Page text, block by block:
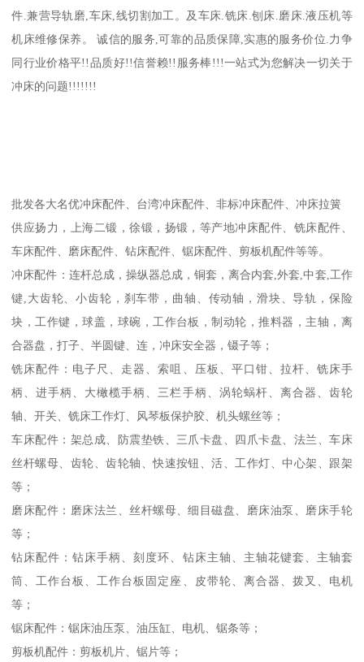
件.兼营导轨磨,车床,线切割加工。及车床.铣床.刨床.磨床.液压机等
机床维修保养。 诚信的服务,可靠的品质保障,实惠的服务价位.力争
同行业价格平!!品质好!!信誉赖!!服务棒!!!一站式为您解决一切关于
冲床的问题!!!!!!!
批发各大名优冲床配件、台湾冲床配件、非标冲床配件、冲床拉簧
供应扬力，上海二锻，徐锻，扬锻，等产地冲床配件、铣床配件、
车床配件、磨床配件、钻床配件、锯床配件、剪板机配件等等。
冲床配件：连杆总成，操纵器总成，铜套，离合内套,外套,中套,工作
键,大齿轮、小齿轮，刹车带，曲轴、传动轴，滑块、导轨，保险
块，工作键，球盖，球碗，工作台板，制动轮，推料器，主轴，离
合器盘，打子、半圆键、连，冲床安全器，镊子等；
铣床配件：电子尺、走器、索咀、压板、平口钳、拉杆、铣床手
柄、进手柄、大橄榄手柄、三栏手柄、涡轮蜗杆、离合器、齿轮
轴、开关、铣床工作灯、风琴板保护胶、机头螺丝等；
车床配件：架总成、防震垫铁、三爪卡盘、四爪卡盘、法兰、车床
丝杆螺母、齿轮、齿轮轴、快速按钮、活、工作灯、中心架、跟架
等；
磨床配件：磨床法兰、丝杆螺母、细目磁盘、磨床油泵、磨床手轮
等；
钻床配件：钻床手柄、刻度环、钻床主轴、主轴花键套、主轴套
筒、工作台板、工作台板固定座、皮带轮、离合器、拨叉、电机
等；
锯床配件：锯床油压泵、油压缸、电机、锯条等；
剪板机配件：剪板机片、锯片等；